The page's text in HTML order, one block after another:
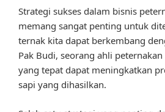
Strategi sukses dalam bisnis
memang sangat penting untuk
ternak kita dapat berkembang
Pak Budi, seorang ahli
yang tepat dapat meningkatkan
sapi yang dihasilkan.